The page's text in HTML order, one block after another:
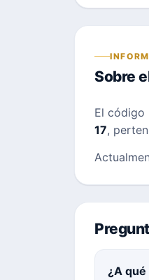
Sobre
El código
17,
¿A